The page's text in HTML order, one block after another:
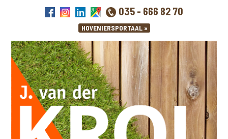
035 - 666 82 70